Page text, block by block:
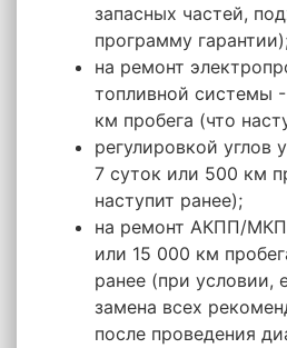
запасных частей,
программу
на ремонт
топливной системы
км пробега (что
регулировкой углов
7 суток или 500 км
наступит ранее);
на ремонт АКПП/
или 15 000 км
ранее (при условии,
замена всех
после проведения